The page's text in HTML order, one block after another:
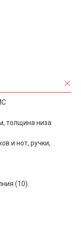
толщина низа
и нот, ручки,
(10).